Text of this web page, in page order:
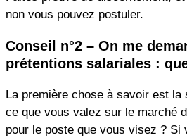
non vous pouvez postuler.
Conseil n°2 – On me
prétentions salariales :
La première chose à savoir est
ce que vous valez sur le marché
pour le poste que vous visez ? Si